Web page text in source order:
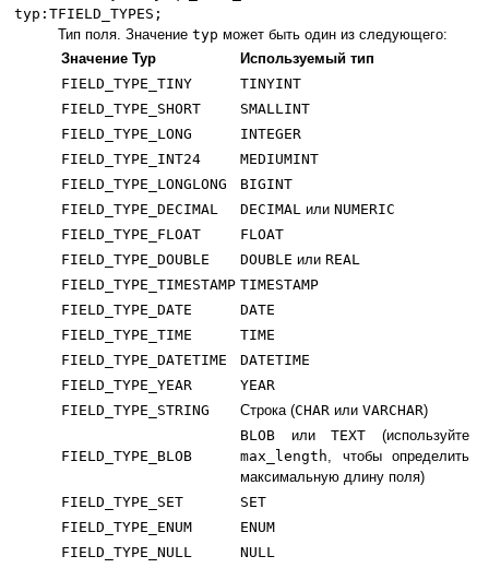
typ:TFIELD_TYPES;
Тип поля. Значение typ может быть один из следующего:
Значение Typ
Используемый тип
FIELD_TYPE_TINY
TINYINT
FIELD_TYPE_SHORT
SMALLINT
FIELD_TYPE_LONG
INTEGER
FIELD_TYPE_INT24
MEDIUMINT
FIELD_TYPE_LONGLONG
BIGINT
FIELD_TYPE_DECIMAL
DECIMAL или NUMERIC
FIELD_TYPE_FLOAT
FLOAT
FIELD_TYPE_DOUBLE
DOUBLE или REAL
FIELD_TYPE_TIMESTAMP TIMESTAMP
FIELD_TYPE_DATE
DATE
FIELD_TYPE_TIME
TIME
FIELD_TYPE_DATETIME
DATETIME
FIELD_TYPE_YEAR
YEAR
FIELD_TYPE_STRING
Строка (CHAR или VARCHAR)
FIELD_TYPE_BLOB
BLOB илиTEXT (используйте
max_length, чтобы определить
максимальную длину поля)
FIELD_TYPE_SET
SET
FIELD_TYPE_ENUM
ENUM
FIELD_TYPE_NULL
NULL